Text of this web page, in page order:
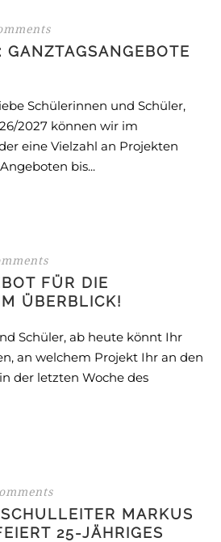
Schülerinnen und Schüler,
2027 können wir im
eine Vielzahl an Projekten
bis...
FÜR DIE P
ÜBERBLICK!
Schüler, ab heute könnt Ihr
an welchem Projekt Ihr an den
der letzten Woche des
MARKUS
25-JÄHRIGES